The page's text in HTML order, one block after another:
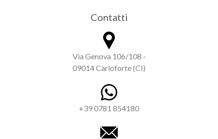
Contatti
Via Genova 106/108 -
09014 Carloforte (CI)
+39 0781 854180